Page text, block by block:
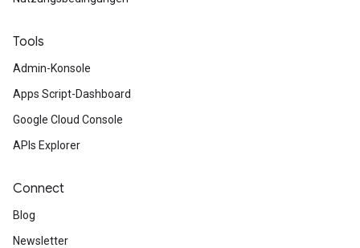
Tools
Admin-Konsole
Apps Script-Dashboard
Google Cloud Console
APIs Explorer
Connect
Blog
Newsletter